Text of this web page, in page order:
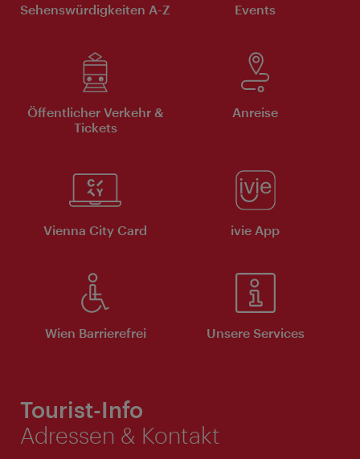
Sehenswürdigkeiten A-Z Events
Öffentlicher Verkehr &
Tickets
Anreise
Vienna City Card ivie App
Wien Barrierefrei Unsere Services
Tourist-Info
Adressen & Kontakt